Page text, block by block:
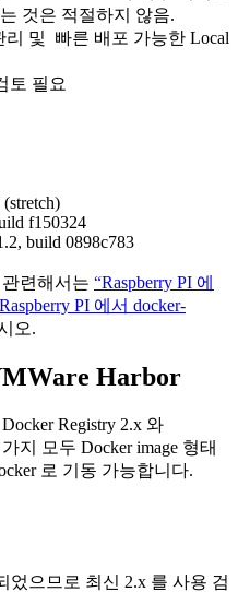
것은 적절하지 않음.
및 빠른 배포 가능한 Local
토 필요
f150324
build 0898c783
관련해서는 “Raspberry PI 에
Raspberry PI 에서 docker-
오.
Harbor
Registry 2.x 와
지 모두 Docker image 형태
로 기동 가능합니다.
었으므로 최신 2.x 를 사용 검